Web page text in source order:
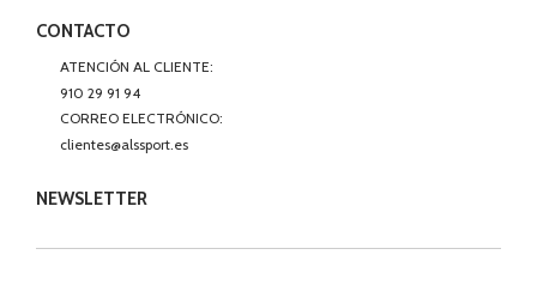
CONTACTO
ATENCIÓN AL CLIENTE:
910 29 91 94
CORREO ELECTRÓNICO:
clientes@alssport.es
NEWSLETTER